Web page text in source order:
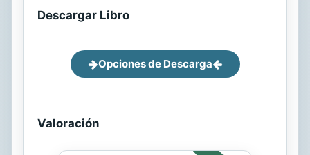
Descargar Libro
Opciones de Descarga
Valoración